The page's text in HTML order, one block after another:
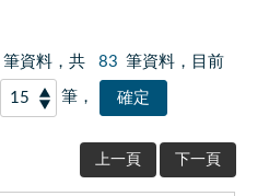
筆資料，共 83 筆資料，目前
筆，
上一頁 下一頁